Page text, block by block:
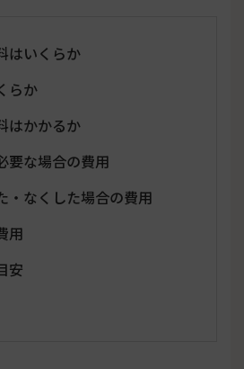
はいくらか
らか
はかかるか
要な場合の費用
・なくした場合の費用
用
安